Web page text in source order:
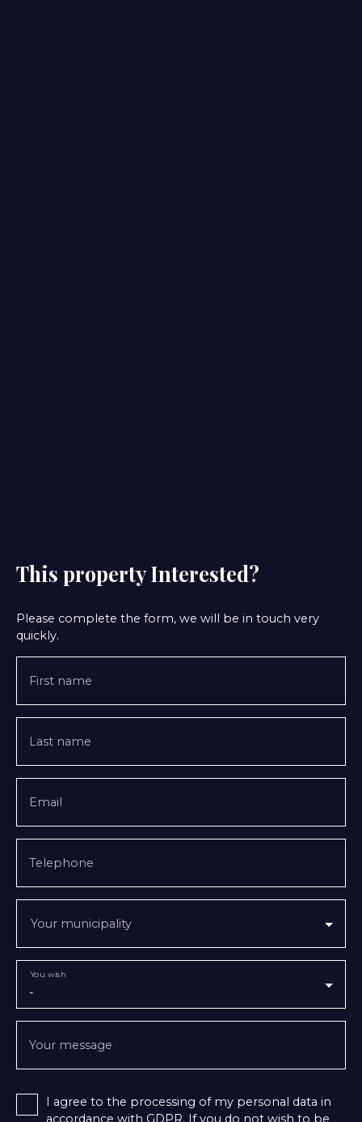
This property Interested?
Please complete the form, we will be in touch very
quickly.
First name
Last name
Email
Telephone
Your municipality
-
You wish
Your message
I agree to the processing of my personal data in
accordance with GDPR. If you do not wish to be